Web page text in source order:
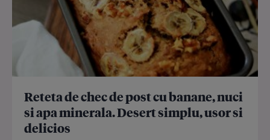
Reteta de chec de post cu banane, nuci
si apa minerala. Desert simplu, usor si
delicios